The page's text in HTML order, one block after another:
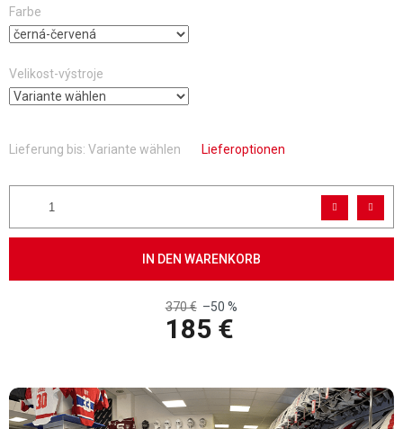
Farbe
Velikost-výstroje
Lieferung bis: Variante wählen Lieferoptionen
IN DEN WARENKORB
370 € –50 %
185 €